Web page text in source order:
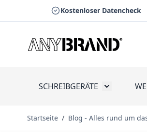
Kostenloser Datencheck
SCHREIBGERÄTE Toggle
Startseite / Blog - Alles rund um